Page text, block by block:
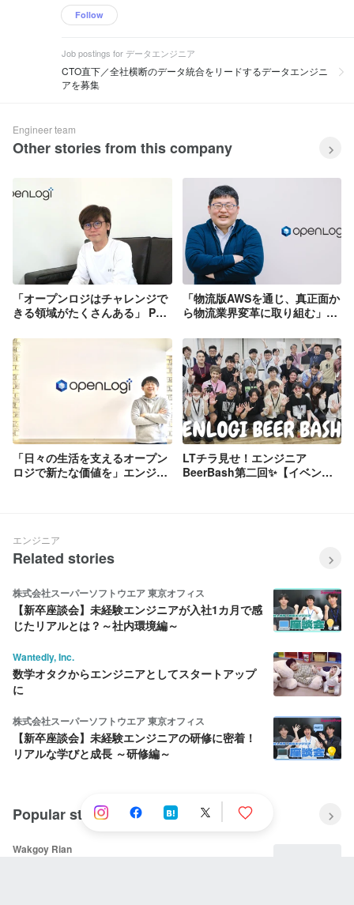
Follow
Job postings for データエンジニア
CTO直下／全社横断のデータ統合をリードするデータエンジニ
アを募集
Engineer team
Other stories from this company
「オープンロジはチャレンジで
きる領域がたくさんある」 PM
は
「物流版AWSを通じ、真正面か
ら物流業界変革に取り組む」元
ンロジで実現したい未来とは
「日々の生活を支えるオープン
ロジで新たな価値を」エンジニ
LTチラ見せ！エンジニア
BeerBash第二回✨【イベント
エンジニア
Related stories
株式会社スーパーソフトウエア 東京オフィス
【新卒座談会】未経験エンジニアが入社1カ月で感
じたリアルとは？～社内環境編～
Wantedly, Inc.
数学オタクからエンジニアとしてスタートアップ
に
株式会社スーパーソフトウエア 東京オフィス
【新卒座談会】未経験エンジニアの研修に密着！
リアルな学びと成長 ～研修編～
Popular stories
Wakgoy Rian